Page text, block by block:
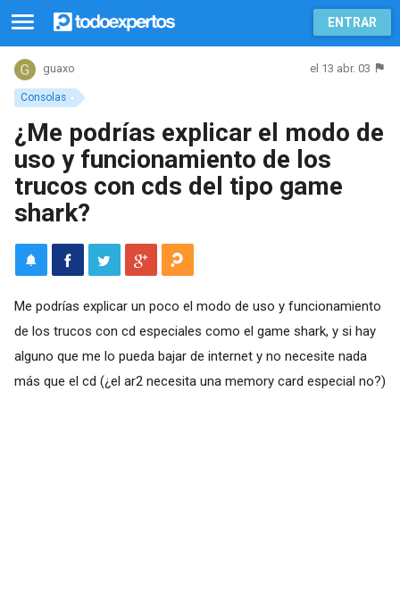
ENTRAR
Consolas
guaxo el 13 abr. 03
¿Me podrías explicar el modo de
uso y funcionamiento de los
trucos con cds del tipo game
shark?
Me podrías explicar un poco el modo de uso y funcionamiento
de los trucos con cd especiales como el game shark, y si hay
alguno que me lo pueda bajar de internet y no necesite nada
más que el cd (¿el ar2 necesita una memory card especial no?)